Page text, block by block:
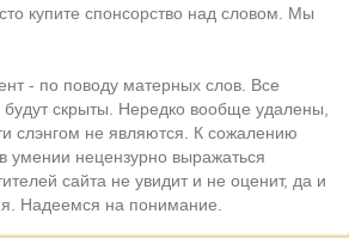
купите спонсорство над словом. Мы
- по поводу матерных слов. Все
будут скрыты. Нередко вообще удалены,
слэнгом не являются. К сожалению
умении нецензурно выражаться
сайта не увидит и не оценит, да и
Надеемся на понимание.